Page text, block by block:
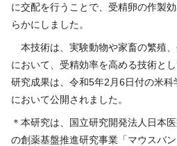
に交配を行うことで、受精卵の作製
らかにしました。
本技術は、実験動物や家畜の繁殖
において、受精効率を高める技術と
研究成果は、令和5年2月6日付の米
において公開されました。
＊本研究は、国立研究開発法人日本
の創薬基盤推進研究事業「マウスバ